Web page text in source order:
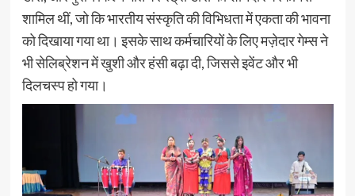
शामिल थीं, जो कि भारतीय संस्कृति की विभिधता में एकता की भावना
को दिखाया गया था। इसके साथ कर्मचारियों के लिए मज़ेदार गेम्स ने
भी सेलिब्रेशन में खुशी और हंसी बढ़ा दी, जिससे इवेंट और भी
दिलचस्प हो गया।